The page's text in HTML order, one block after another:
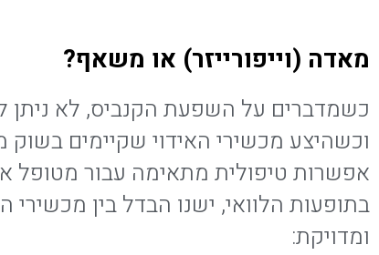
מאדה (וייפורייזר) או משאף?
כשמדברים על השפעת הקנביס, לא ניתן
וכשהיצע מכשירי האידוי שקיימים בשוק
אפשרות טיפולית מתאימה עבור מטופל
בתופעות הלוואי, ישנו הבדל בין
ומדויקת: